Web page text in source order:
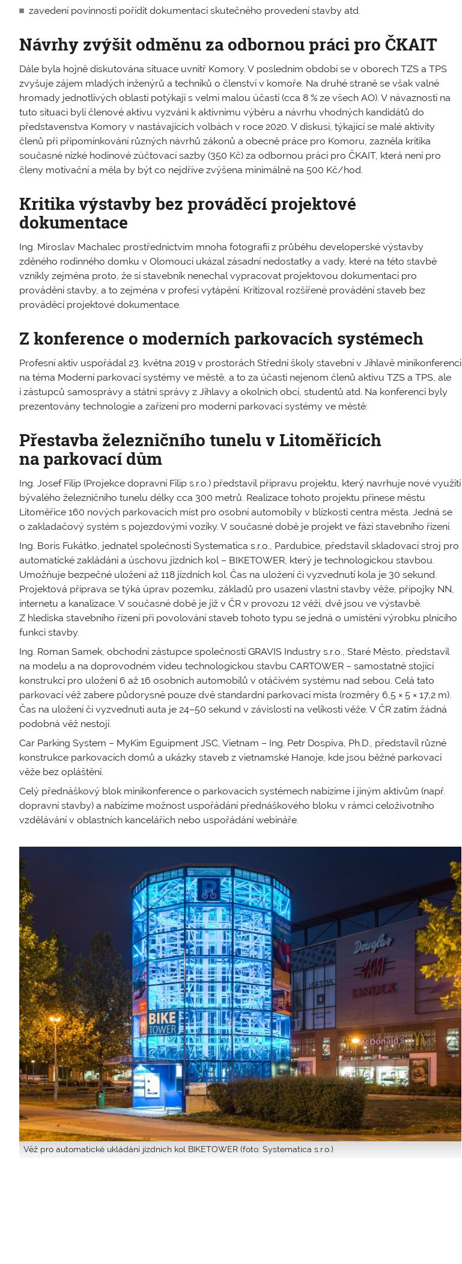
zavedení povinnosti pořídit dokumentaci skutečného provedení stavby atd.
Návrhy zvýšit odměnu za odbornou práci pro ČKAIT
Dále byla hojně diskutována situace uvnitř Komory. V posledním období se v oborech TZS a TPS
zvyšuje zájem mladých inženýrů a techniků o členství v komoře. Na druhé straně se však valné
hromady jednotlivých oblastí potýkají s velmi malou účastí (cca 8 % ze všech AO). V návaznosti na
tuto situaci byli členové aktivu vyzváni k aktivnímu výběru a návrhu vhodných kandidátů do
představenstva Komory v nastávajících volbách v roce 2020. V diskusi, týkající se malé aktivity
členů při připomínkování různých návrhů zákonů a obecně práce pro Komoru, zazněla kritika
současné nízké hodinové zúčtovací sazby (350 Kč) za odbornou práci pro ČKAIT, která není pro
členy motivační a měla by být co nejdříve zvýšena minimálně na 500 Kč/hod.
Kritika výstavby bez prováděcí projektové
dokumentace
Ing. Miroslav Machalec prostřednictvím mnoha fotografií z průběhu developerské výstavby
zděného rodinného domku v Olomouci ukázal zásadní nedostatky a vady, které na této stavbě
vznikly zejména proto, že si stavebník nenechal vypracovat projektovou dokumentaci pro
provádění stavby, a to zejména v profesi vytápění. Kritizoval rozšířené provádění staveb bez
prováděcí projektové dokumentace.
Z konference o moderních parkovacích systémech
Profesní aktiv uspořádal 23. května 2019 v prostorách Střední školy stavební v Jihlavě minikonferenci
na téma Moderní parkovací systémy ve městě, a to za účasti nejenom členů aktivu TZS a TPS, ale
i zástupců samosprávy a státní správy z Jihlavy a okolních obcí, studentů atd. Na konferenci byly
prezentovány technologie a zařízení pro moderní parkovací systémy ve městě:
Přestavba železničního tunelu v Litoměřicích
na parkovací dům
Ing. Josef Filip (Projekce dopravní Filip s.r.o.) představil přípravu projektu, který navrhuje nové využití
bývalého železničního tunelu délky cca 300 metrů. Realizace tohoto projektu přinese městu
Litoměřice 160 nových parkovacích míst pro osobní automobily v blízkosti centra města. Jedná se
o zakladačový systém s pojezdovými vozíky. V současné době je projekt ve fázi stavebního řízení.
Ing. Boris Fukátko, jednatel společnosti Systematica s.r.o., Pardubice, představil skladovací stroj pro
automatické zakládání a úschovu jízdních kol – BIKETOWER, který je technologickou stavbou.
Umožňuje bezpečné uložení až 118 jízdních kol. Čas na uložení či vyzvednutí kola je 30 sekund.
Projektová příprava se týká úprav pozemku, základů pro usazení vlastní stavby věže, přípojky NN,
internetu a kanalizace. V současné době je již v ČR v provozu 12 věží, dvě jsou ve výstavbě.
Z hlediska stavebního řízení při povolování staveb tohoto typu se jedná o umístění výrobku plnícího
funkci stavby.
Ing. Roman Samek, obchodní zástupce společnosti GRAVIS Industry s.r.o., Staré Město, představil
na modelu a na doprovodném videu technologickou stavbu CARTOWER – samostatně stojící
konstrukci pro uložení 6 až 16 osobních automobilů v otáčivém systému nad sebou. Celá tato
parkovací věž zabere půdorysně pouze dvě standardní parkovací místa (rozměry 6,5 × 5 × 17,2 m).
Čas na uložení či vyzvednutí auta je 24–50 sekund v závislosti na velikosti věže. V ČR zatím žádná
podobná věž nestojí.
Car Parking System – MyKim Eguipment JSC, Vietnam – Ing. Petr Dospiva, Ph.D., představil různé
konstrukce parkovacích domů a ukázky staveb z vietnamské Hanoje, kde jsou běžné parkovací
věže bez opláštění.
Celý přednáškový blok minikonference o parkovacích systémech nabízíme i jiným aktivům (např.
dopravní stavby) a nabízíme možnost uspořádání přednáškového bloku v rámci celoživotního
vzdělávání v oblastních kancelářích nebo uspořádání webináře.
Věž pro automatické ukládání jízdních kol BIKETOWER (foto: Systematica s.r.o.)